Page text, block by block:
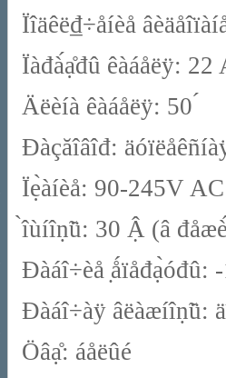
Ïîäêë₫÷åíèå
Ïàđà́ạ̊đû êàáåëÿ:
Äëèíà êàáåëÿ: 50 ́
Đàçăîâîđ:
Ïẹ̀àíèå: 90-245V AC
̀îùíîṇ̃ü: 30 Ậ (â
Đàáî÷èå ̣ǻïåđạ̀óđû:
Đàáî÷àÿ âëàæíîṇ̃ü:
Öâạ̊: áåëûé